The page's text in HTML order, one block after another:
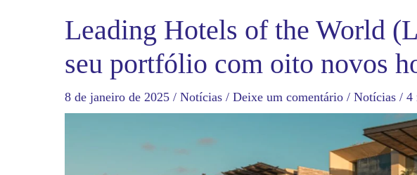
Leading Hotels of the World
seu portfólio com oito novos
8 de janeiro de 2025 / Notícias / Deixe um comentário / Notícias / 4